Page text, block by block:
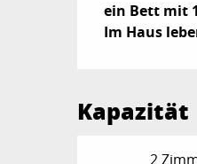
ein Bett mit
Im Haus
Kapazität
2